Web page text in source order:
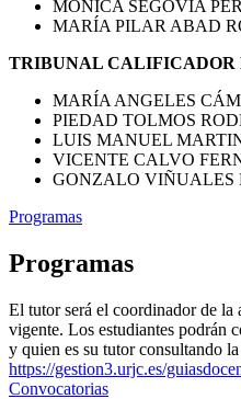
MÓNICA SEGOVIA
MARÍA PILAR ABAD
TRIBUNAL CALIFICADOR
MARÍA ANGELES
PIEDAD TOLMOS
LUIS MANUEL
VICENTE CALVO
GONZALO VIÑUALES
Programas
Programas
El tutor será el coordinador de la
vigente. Los estudiantes podrán
y quien es su tutor consultando
https://gestion3.urjc.es/
Convocatorias